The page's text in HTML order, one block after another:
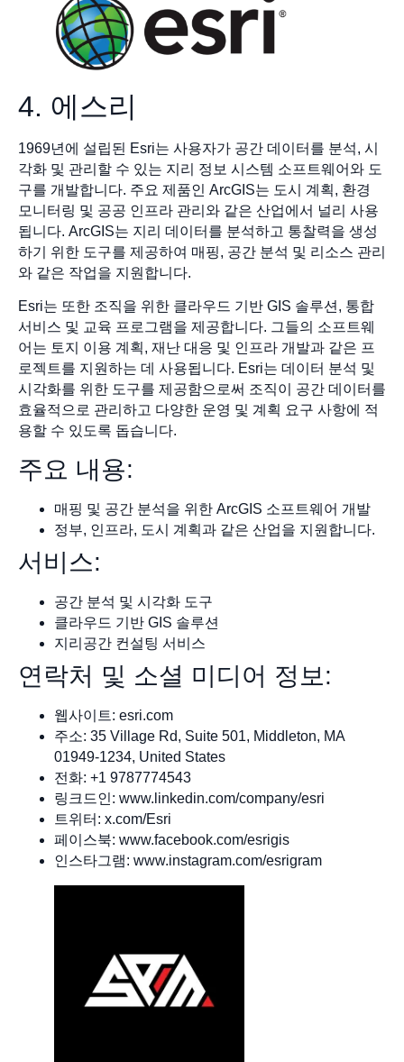
4. 에스리
1969년에 설립된 Esri는 사용자가 공간 데이터를 분석, 시
각화 및 관리할 수 있는 지리 정보 시스템 소프트웨어와 도
구를 개발합니다. 주요 제품인 ArcGIS는 도시 계획, 환경
모니터링 및 공공 인프라 관리와 같은 산업에서 널리 사용
됩니다. ArcGIS는 지리 데이터를 분석하고 통찰력을 생성
하기 위한 도구를 제공하여 매핑, 공간 분석 및 리소스 관리
와 같은 작업을 지원합니다.
Esri는 또한 조직을 위한 클라우드 기반 GIS 솔루션, 통합
서비스 및 교육 프로그램을 제공합니다. 그들의 소프트웨
어는 토지 이용 계획, 재난 대응 및 인프라 개발과 같은 프
로젝트를 지원하는 데 사용됩니다. Esri는 데이터 분석 및
시각화를 위한 도구를 제공함으로써 조직이 공간 데이터를
효율적으로 관리하고 다양한 운영 및 계획 요구 사항에 적
용할 수 있도록 돕습니다.
주요 내용:
매핑 및 공간 분석을 위한 ArcGIS 소프트웨어 개발
정부, 인프라, 도시 계획과 같은 산업을 지원합니다.
서비스:
공간 분석 및 시각화 도구
클라우드 기반 GIS 솔루션
지리공간 컨설팅 서비스
연락처 및 소셜 미디어 정보:
웹사이트: esri.com
주소: 35 Village Rd, Suite 501, Middleton, MA
01949-1234, United States
전화: +1 9787774543
링크드인: www.linkedin.com/company/esri
트위터: x.com/Esri
페이스북: www.facebook.com/esrigis
인스타그램: www.instagram.com/esrigram